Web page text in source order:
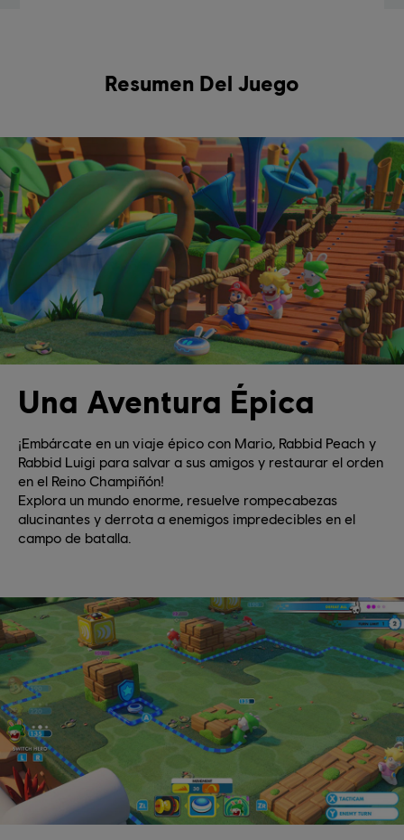
Resumen Del Juego
Una Aventura Épica
¡Embárcate en un viaje épico con Mario, Rabbid Peach y
Rabbid Luigi para salvar a sus amigos y restaurar el orden
en el Reino Champiñón!
Explora un mundo enorme, resuelve rompecabezas
alucinantes y derrota a enemigos impredecibles en el
campo de batalla.